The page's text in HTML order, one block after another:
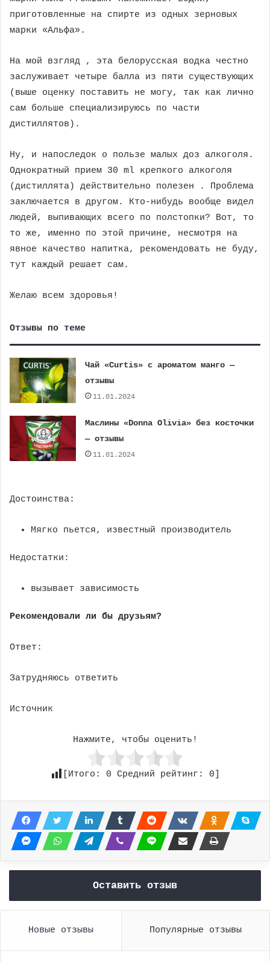
приготовленные на спирте из одных зерновых
марки «Альфа».
На мой взгляд , эта белорусская водка честно
заслуживает четыре балла из пяти существующих
(выше оценку поставить не могу, так как лично
сам больше специализируюсь по части
дистиллятов).
Ну, и напоследок о пользе малых доз алкоголя.
Однократный прием 30 ml крепкого алкоголя
(дистиллята) действительно полезен . Проблема
заключается в другом. Кто-нибудь вообще видел
людей, выпивающих всего по полстопки? Вот, то
то же, именно по этой причине, несмотря на
явное качество напитка, рекомендовать не буду,
тут каждый решает сам.
Желаю всем здоровья!
Отзывы по теме
Чай «Curtis» с ароматом манго —
отзывы
11.01.2024
Маслины «Donna Olivia» без косточки
— отзывы
11.01.2024
Достоинства:
Мягко пьется, известный производитель
Недостатки:
вызывает зависимость
Рекомендовали ли бы друзьям?
Ответ:
Затрудняюсь ответить
Источник
Нажмите, чтобы оценить!
[Итого: 0 Средний рейтинг: 0
Оставить отзыв
Новые отзывы Популярные отзывы